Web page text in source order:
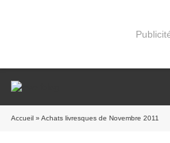
Accueil » Achats livresques de Novembre 2011